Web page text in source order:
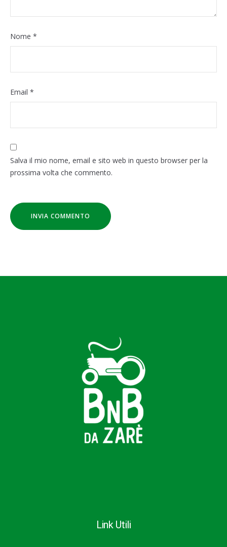
Nome *
Email *
Salva il mio nome, email e sito web in questo browser per la
prossima volta che commento.
Link Utili